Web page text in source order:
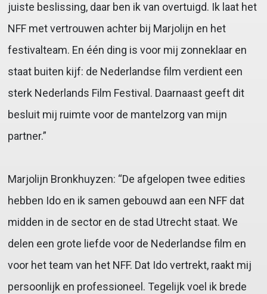
juiste beslissing, daar ben ik van overtuigd. Ik laat het
NFF met vertrouwen achter bij Marjolijn en het
festivalteam. En één ding is voor mij zonneklaar en
staat buiten kijf: de Nederlandse film verdient een
sterk Nederlands Film Festival. Daarnaast geeft dit
besluit mij ruimte voor de mantelzorg van mijn
partner.”
Marjolijn Bronkhuyzen: “De afgelopen twee edities
hebben Ido en ik samen gebouwd aan een NFF dat
midden in de sector en de stad Utrecht staat. We
delen een grote liefde voor de Nederlandse film en
voor het team van het NFF. Dat Ido vertrekt, raakt mij
persoonlijk en professioneel. Tegelijk voel ik brede